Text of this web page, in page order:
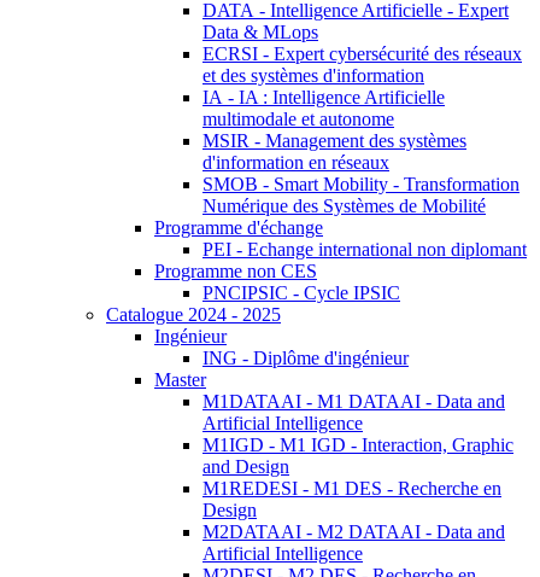
DATA - Intelligence Artificielle - Expert
Data & MLops
ECRSI - Expert cybersécurité des réseaux
et des systèmes d'information
IA - IA : Intelligence Artificielle
multimodale et autonome
MSIR - Management des systèmes
d'information en réseaux
SMOB - Smart Mobility - Transformation
Numérique des Systèmes de Mobilité
Programme d'échange
PEI - Echange international non diplomant
Programme non CES
PNCIPSIC - Cycle IPSIC
Catalogue 2024 - 2025
Ingénieur
ING - Diplôme d'ingénieur
Master
M1DATAAI - M1 DATAAI - Data and
Artificial Intelligence
M1IGD - M1 IGD - Interaction, Graphic
and Design
M1REDESI - M1 DES - Recherche en
Design
M2DATAAI - M2 DATAAI - Data and
Artificial Intelligence